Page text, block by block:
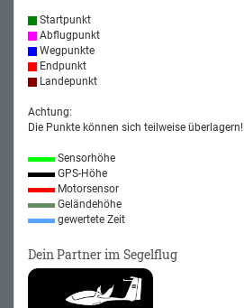
Startpunkt
Abflugpunkt
Wegpunkte
Endpunkt
Landepunkt
Achtung:
Die Punkte können sich teilweise überlagern!
Sensorhöhe
GPS-Höhe
Motorsensor
Geländehöhe
gewertete Zeit
Dein Partner im Segelflug